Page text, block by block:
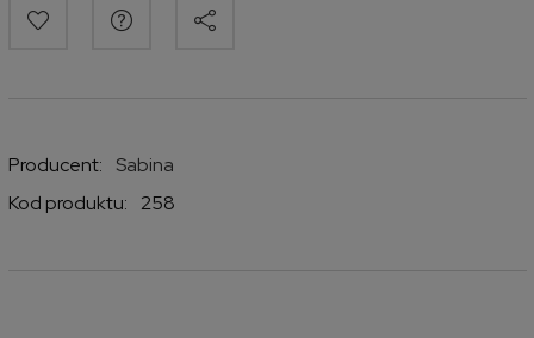
Producent:
Sabina
Kod produktu:
258